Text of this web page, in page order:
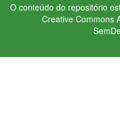
O conteúdo do repositório
Creative Commons